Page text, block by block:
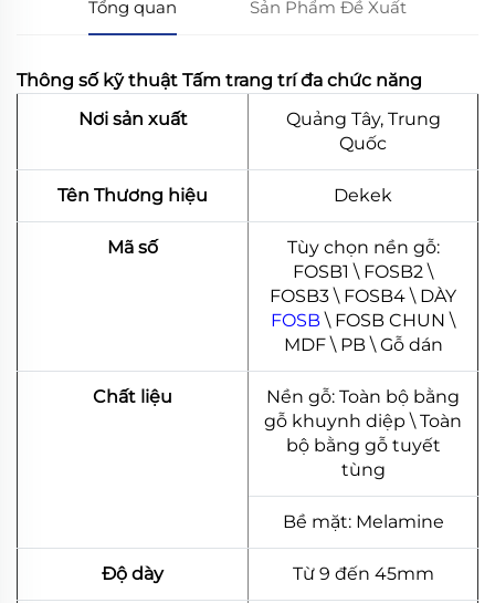
Tổng quan Sản Phẩm Đề Xuất
Thông số kỹ thuật Tấm trang trí đa chức năng
Nơi sản xuất
Quảng Tây, Trung
Quốc
Tên Thương hiệu Dekek
Mã số
Tùy chọn nền gỗ:
FOSB1 \ FOSB2 \
FOSB3 \ FOSB4 \ DÀY
FOSB\ FOSB CHUN \
MDF \ PB \ Gỗ dán
Chất liệu
Nền gỗ: Toàn bộ bằng
gỗ khuynh diệp \ Toàn
bộ bằng gỗ tuyết
tùng
Bề mặt: Melamine
Độ dày Từ 9 đến 45mm